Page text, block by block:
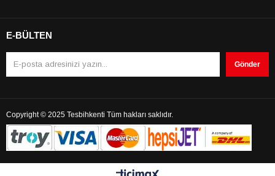
E-BÜLTEN
Gönder
Copyright © 2025 Tesbihkenti Tüm hakları saklıdır.